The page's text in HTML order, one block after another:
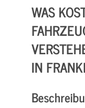
WAS
IN